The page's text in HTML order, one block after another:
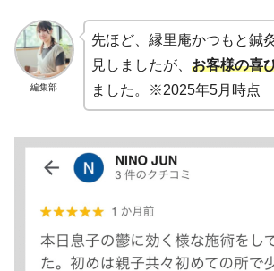
編集部
先ほど、縁里庵かつもと鍼
見しましたが、 お客様の喜
ました。※2025年5月時点